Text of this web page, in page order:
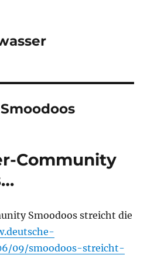
Smoodoos
Community
Smoodoos streicht die
09/smoodoos-streicht-